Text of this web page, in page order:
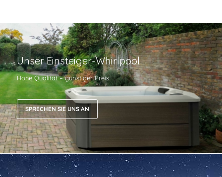
Unser Einsteiger-Whirlpool
Hohe Qualität – günstiger Preis
SPRECHEN SIE UNS AN